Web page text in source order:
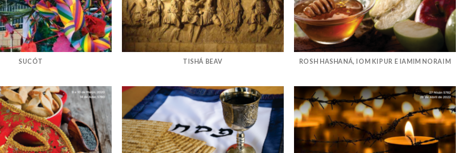
SUCÓT TISHÁ BEAV ROSH HASHANÁ, IOM KIPUR E IAMIM NORAIM